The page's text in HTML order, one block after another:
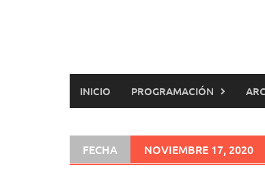
INICIO PROGRAMACIÓN
FECHA NOVIEMBRE 17, 2020